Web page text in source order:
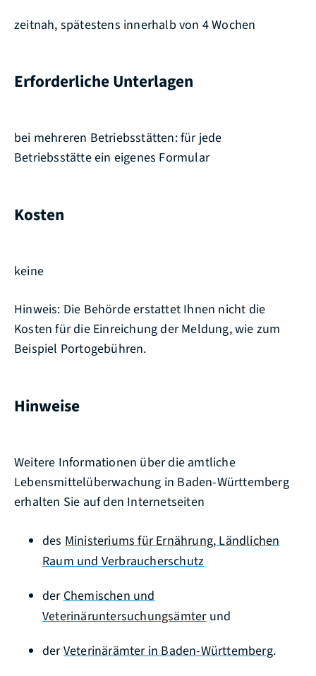
zeitnah, spätestens innerhalb von 4 Wochen
Erforderliche Unterlagen
bei mehreren Betriebsstätten: für jede
Betriebsstätte ein eigenes Formular
Kosten
keine
Hinweis: Die Behörde erstattet Ihnen nicht die
Kosten für die Einreichung der Meldung, wie zum
Beispiel Portogebühren.
Hinweise
Weitere Informationen über die amtliche
Lebensmittelüberwachung in Baden-Württemberg
erhalten Sie auf den Internetseiten
des Ministeriums für Ernährung, Ländlichen
Raum und Verbraucherschutz
der Chemischen und
Veterinäruntersuchungsämterund
derVeterinärämter in Baden-Württemberg.